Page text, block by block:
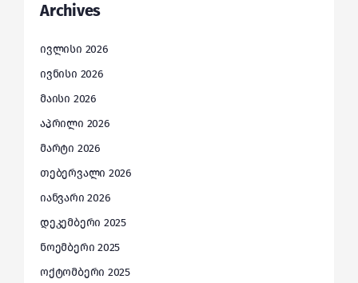
Archives
ივლისი 2026
ივნისი 2026
მაისი 2026
აპრილი 2026
მარტი 2026
თებერვალი 2026
იანვარი 2026
დეკემბერი 2025
ნოემბერი 2025
ოქტომბერი 2025